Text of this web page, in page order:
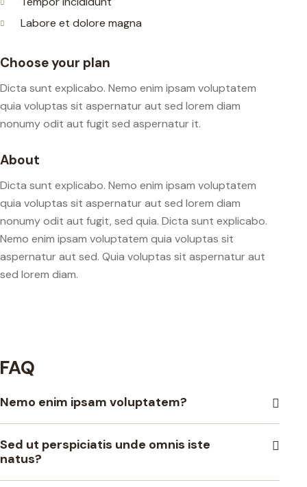
Labore et dolore magna
Choose your plan
Dicta sunt explicabo. Nemo enim ipsam voluptatem
quia voluptas sit aspernatur aut sed lorem diam
nonumy odit aut fugit sed aspernatur it.
About
Dicta sunt explicabo. Nemo enim ipsam voluptatem
quia voluptas sit aspernatur aut sed lorem diam
nonumy odit aut fugit, sed quia. Dicta sunt explicabo.
Nemo enim ipsam voluptatem quia voluptas sit
aspernatur aut sed. Quia voluptas sit aspernatur aut
sed lorem diam.
FAQ
Nemo enim ipsam voluptatem?
Sed ut perspiciatis unde omnis iste
natus?